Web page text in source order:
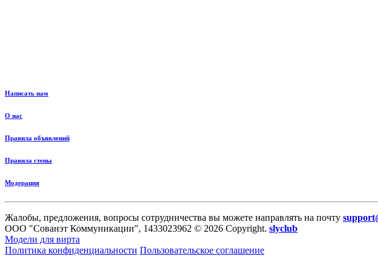
Написать нам
О нас
Правила объявлений
Правила стены
Модерация
Жалобы, предложения, вопросы сотрудничества вы можете направлять на почту
ООО "Сованэт Коммуникации", 1433023962 © 2026 Copyright. slyclub
Модели для вирта
Политика конфиденциальности Пользовательское соглашение